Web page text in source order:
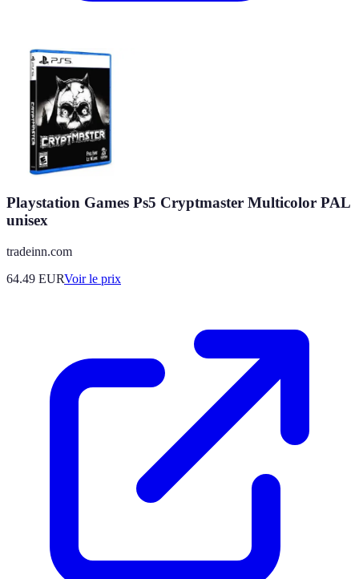
Playstation Games Ps5 Cryptmaster Multicolor PAL
unisex
tradeinn.com
64.49 EURVoir le prix